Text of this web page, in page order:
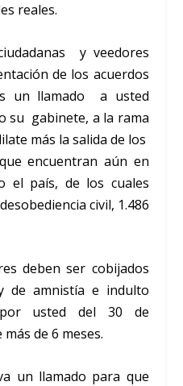
reales.
y veedores
de los acuerdos
un llamado a usted
su gabinete, a la rama
más la salida de los
encuentran aún en
el país, de los cuales
civil, 1.486
deben ser cobijados
de amnistía e indulto
usted del 30 de
de 6 meses.
un llamado para que